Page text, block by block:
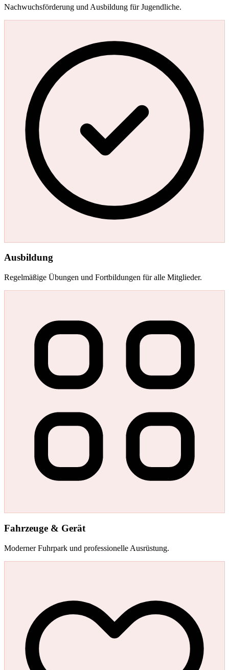
Nachwuchsförderung und Ausbildung für Jugendliche.
Ausbildung
Regelmäßige Übungen und Fortbildungen für alle Mitglieder.
Fahrzeuge & Gerät
Moderner Fuhrpark und professionelle Ausrüstung.